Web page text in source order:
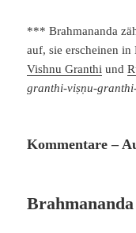
*** Brahmananda
auf, sie erscheinen in
Vishnu Granthi und
granthi-viṣṇu-
Kommentare –
Brahmananda